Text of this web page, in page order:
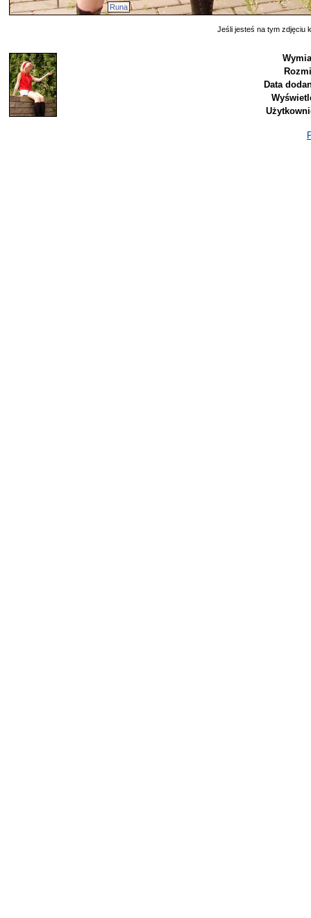
Runa
Jeśli jesteś na tym zdjęciu
Data